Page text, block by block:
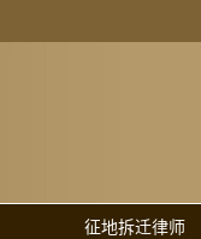
征地拆迁律师